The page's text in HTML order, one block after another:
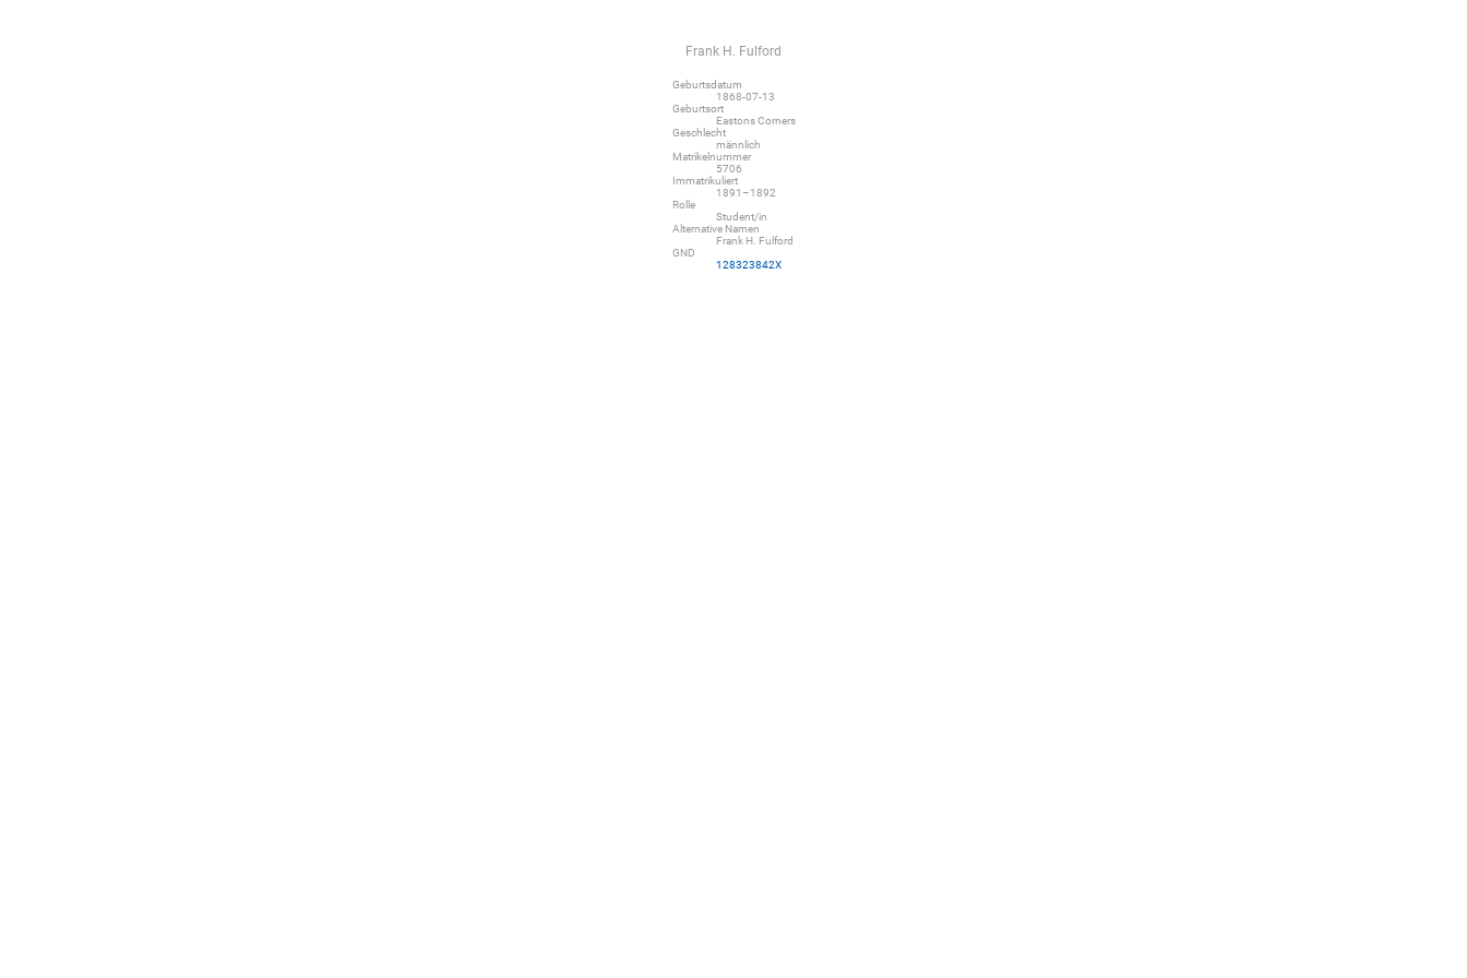
Frank H. Fulford
Geburtsdatum
1868-07-13
Geburtsort
Eastons Corners
Geschlecht
männlich
Matrikelnummer
5706
Immatrikuliert
1891–1892
Rolle
Student/in
Alternative Namen
Frank H. Fulford
GND
128323842X